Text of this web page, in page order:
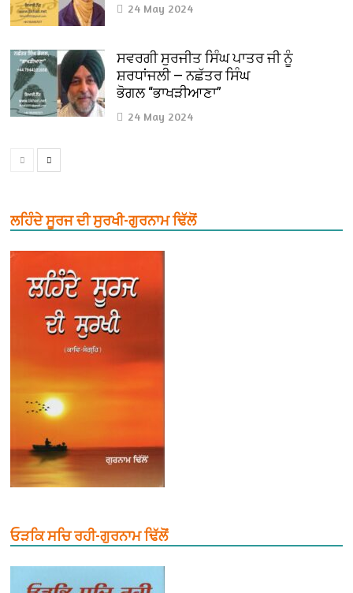
24 May 2024
ਸਵਰਗੀ ਸੁਰਜੀਤ ਸਿੰਘ ਪਾਤਰ ਜੀ ਨੂੰ
ਸ਼ਰਧਾਂਜਲੀ — ਨਛੱਤਰ ਸਿੰਘ
ਭੋਗਲ “ਭਾਖੜੀਆਣਾ”
24 May 2024
ਲਹਿੰਦੇ ਸੂਰਜ ਦੀ ਸੁਰਖੀ-ਗੁਰਨਾਮ ਢਿੱਲੋਂ
ਓੜਕਿ ਸਚਿ ਰਹੀ-ਗੁਰਨਾਮ ਢਿੱਲੋਂ